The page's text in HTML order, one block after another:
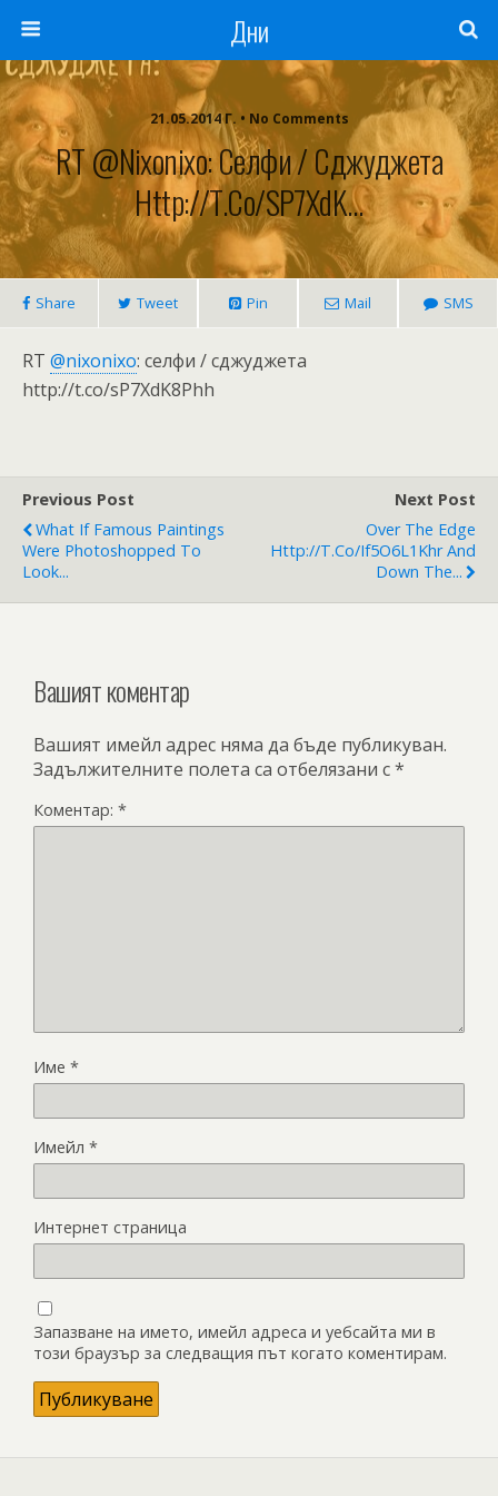
Дни
21.05.2014 Г. • No Comments
RT @nixonixo: Селфи / Сджуджета
Http://t.co/sP7XdK…
Share Tweet Pin Mail SMS
RT @nixonixo: селфи / сджуджета
http://t.co/sP7XdK8Phh
Previous Post
What If Famous Paintings
Were Photoshopped To
Look...
Next Post
Over The Edge
Http://t.co/If5O6L1Khr And
Down The...
Вашият коментар
Вашият имейл адрес няма да бъде публикуван.
Задължителните полета са отбелязани с*
Коментар: *
Име *
Имейл *
Интернет страница
Запазване на името, имейл адреса и уебсайта ми в
този браузър за следващия път когато коментирам.